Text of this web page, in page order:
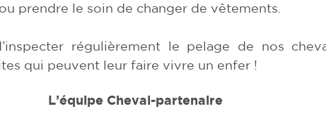
prendre le soin de changer de vêtements.
régulièrement le pelage de nos
qui peuvent leur faire vivre un enfer !
L’équipe Cheval-partenaire